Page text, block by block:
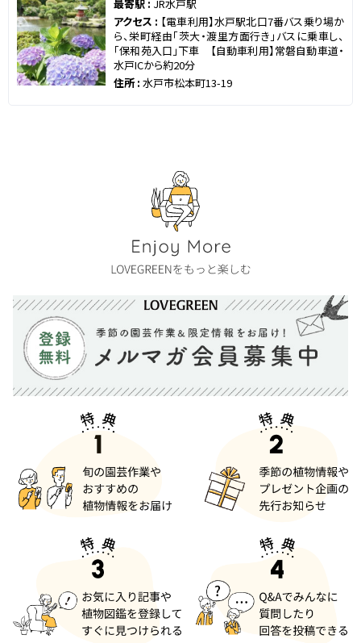
最寄駅 : JR水戸駅
アクセス : 【電車利用】水戸駅北口7番バス乗り場か
ら、栄町経由「茨大・渡里方面行き」バスに乗車し、
「保和苑入口」下車 【自動車利用】常磐自動車道・
水戸ICから約20分
住所 : 水戸市松本町13-19